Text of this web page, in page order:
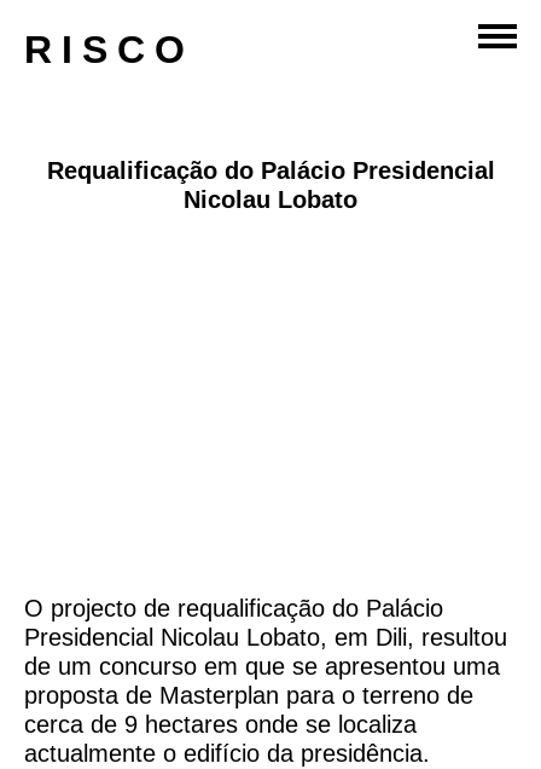
RISCO
Requalificação do Palácio Presidencial
Nicolau Lobato
O projecto de requalificação do Palácio
Presidencial Nicolau Lobato, em Dili, resultou
de um concurso em que se apresentou uma
proposta de Masterplan para o terreno de
cerca de 9 hectares onde se localiza
actualmente o edifício da presidência.